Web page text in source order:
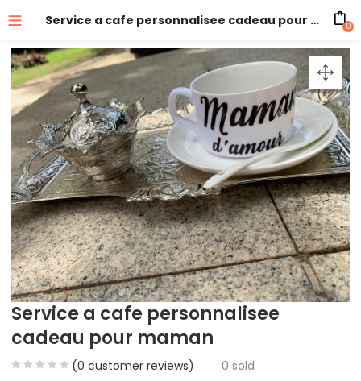
Service a cafe personnalisee cadeau pour maman 0
Service a cafe personnalisee
cadeau pour maman
(0 customer reviews) 0 sold